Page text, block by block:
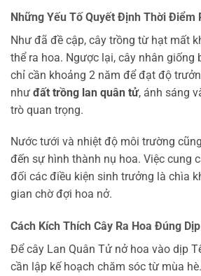
Những Yếu Tố Quyết Định Thời Điểm
Như đã đề cập, cây trồng từ hạt mất
thể ra hoa. Ngược lại, cây nhân giống
chỉ cần khoảng 2 năm để đạt độ
như đất trồng lan quân tử, ánh sáng
trò quan trọng.
Nước tưới và nhiệt độ môi trường
đến sự hình thành nụ hoa. Việc cung
đối các điều kiện sinh trưởng là chìa
gian chờ đợi hoa nở.
Cách Kích Thích Cây Ra Hoa Đúng
Để cây Lan Quân Tử nở hoa vào dịp
cần lập kế hoạch chăm sóc từ mùa